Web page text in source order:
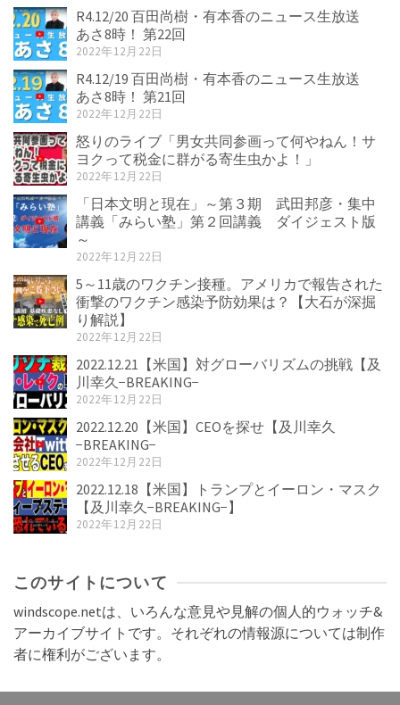
R4.12/20 百田尚樹・有本香のニュース生放送
あさ8時！ 第22回
2022年12月22日
R4.12/19 百田尚樹・有本香のニュース生放送
あさ8時！ 第21回
2022年12月22日
怒りのライブ「男女共同参画って何やねん！サ
ヨクって税金に群がる寄生虫かよ！」
2022年12月22日
「日本文明と現在」～第３期 武田邦彦・集中
講義「みらい塾」第２回講義 ダイジェスト版
～
2022年12月22日
5～11歳のワクチン接種。アメリカで報告された
衝撃のワクチン感染予防効果は？【大石が深掘
り解説】
2022年12月22日
2022.12.21【米国】対グローバリズムの挑戦【及
川幸久−BREAKING−
2022年12月22日
2022.12.20【米国】CEOを探せ【及川幸久
−BREAKING−
2022年12月22日
2022.12.18【米国】トランプとイーロン・マスク
【及川幸久−BREAKING−】
2022年12月22日
このサイトについて
windscope.netは、いろんな意見や見解の個人的ウォッチ&
アーカイブサイトです。それぞれの情報源については制作
者に権利がございます。